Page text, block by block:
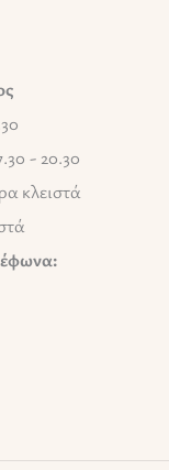
- 20.30
κλειστά